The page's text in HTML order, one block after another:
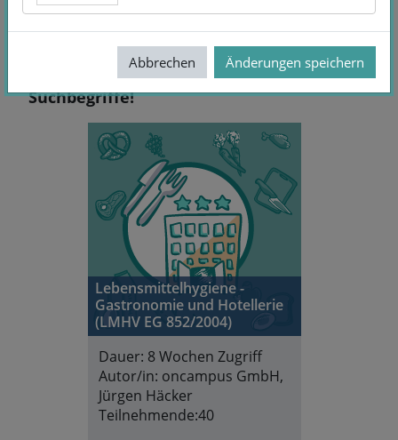
Keine Treffer - Versuchen Sie andere
Suchbegriffe!
Lebensmittelhygiene -
Gastronomie und Hotellerie
(LMHV EG 852/2004)
Dauer: 8 Wochen Zugriff
Autor/in: oncampus GmbH,
Jürgen Häcker
Teilnehmende:40
Abbrechen Änderungen speichern
Abbrechen Änderungen speichern